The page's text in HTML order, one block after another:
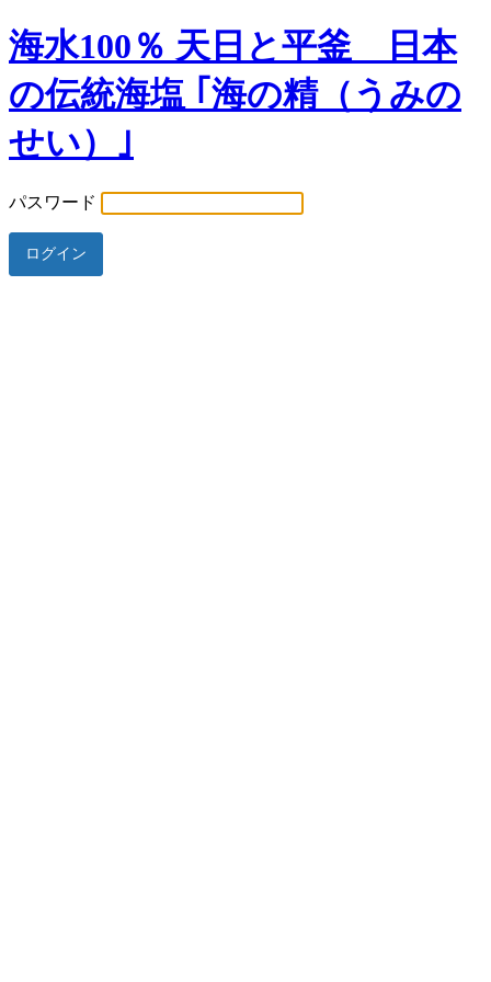
海水100％ 天日と平釜 日本
の伝統海塩 ｢海の精（うみの
せい）｣
パスワード